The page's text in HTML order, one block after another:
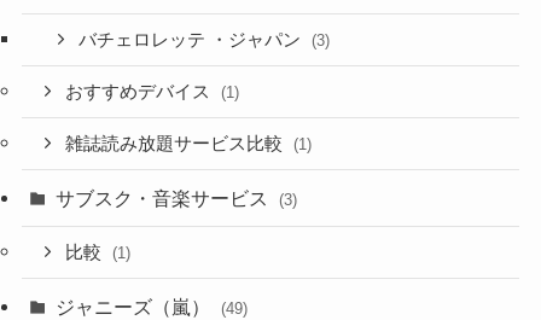
バチェロレッテ ・ジャパン (3)
おすすめデバイス (1)
雑誌読み放題サービス比較 (1)
サブスク・音楽サービス (3)
比較 (1)
ジャニーズ（嵐） (49)